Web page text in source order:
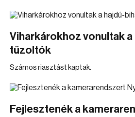
Viharkárokhoz vonultak a
tűzoltók
Számos riasztást kaptak.
Fejlesztenék a